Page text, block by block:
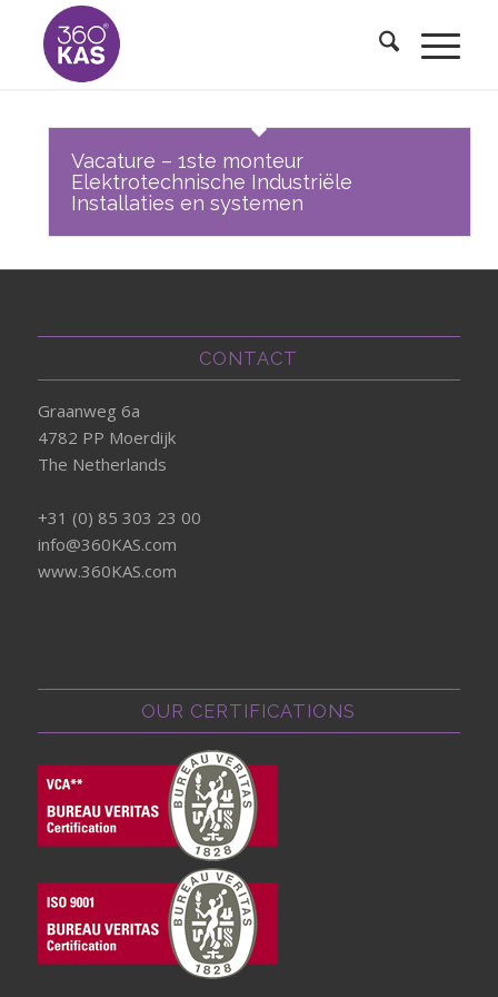
Vacature – 1ste monteur
Elektrotechnische Industriële
Installaties en systemen
CONTACT
Graanweg 6a
4782 PP Moerdijk
The Netherlands
+31 (0) 85 303 23 00
info@360KAS.com
www.360KAS.com
OUR CERTIFICATIONS